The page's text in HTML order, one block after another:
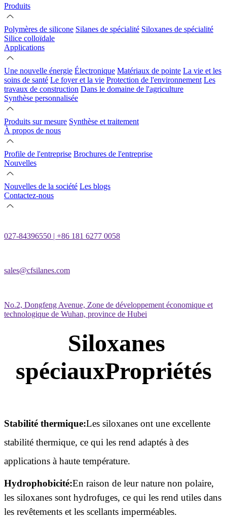
Produits
Polymères de silicone Silanes de spécialité Siloxanes de spécialité
Silice colloïdale
Applications
Une nouvelle énergie Électronique Matériaux de pointe La vie et les
soins de santé Le foyer et la vie Protection de l'environnement Les
travaux de construction Dans le domaine de l'agriculture
Synthèse personnalisée
Produits sur mesure Synthèse et traitement
À propos de nous
Profile de l'entreprise Brochures de l'entreprise
Nouvelles
Nouvelles de la société Les blogs
Contactez-nous
027-84396550 | +86 181 6277 0058
sales@cfsilanes.com
No.2, Dongfeng Avenue, Zone de développement économique et
technologique de Wuhan, province de Hubei
Siloxanes
spéciauxPropriétés
Stabilité thermique:Les siloxanes ont une excellente
stabilité thermique, ce qui les rend adaptés à des
applications à haute température.
Hydrophobicité:En raison de leur nature non polaire,
les siloxanes sont hydrofuges, ce qui les rend utiles dans
les revêtements et les scellants imperméables.